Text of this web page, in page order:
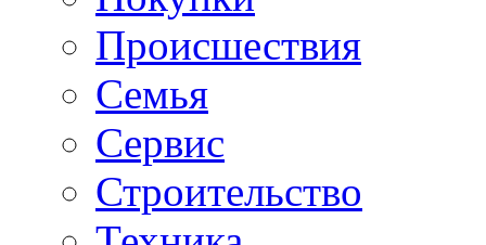
Происшествия
Семья
Сервис
Строительство